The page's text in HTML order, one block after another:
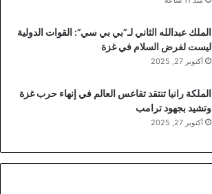
الملك عبدالله الثاني لـ”بي بي سي”: القوات الدولية
ليست لفرض السلام في غزة
أكتوبر 27, 2025
الملكة رانيا تنتقد تقاعس العالم في إنهاء حرب غزة
وتشيد بجهود ترامب
أكتوبر 27, 2025